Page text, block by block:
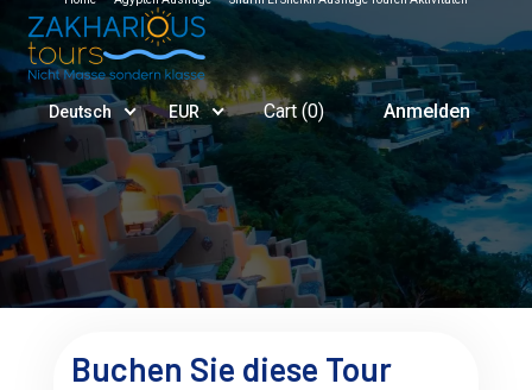
Deutsch EUR Cart (0) Anmelden
Buchen Sie diese Tour